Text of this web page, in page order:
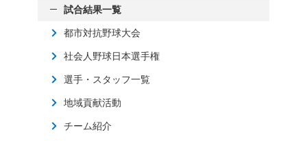
試合結果一覧
都市対抗野球大会
社会人野球日本選手権
選手・スタッフ一覧
地域貢献活動
チーム紹介